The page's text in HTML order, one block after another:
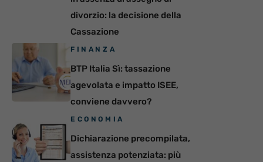
divorzio: la decisione della
Cassazione
FINANZA
BTP Italia Sì: tassazione
agevolata e impatto ISEE,
conviene davvero?
ECONOMIA
Dichiarazione precompilata,
assistenza potenziata: più